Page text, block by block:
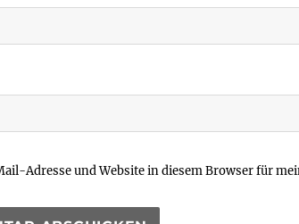
Adresse und Website in diesem Browser für